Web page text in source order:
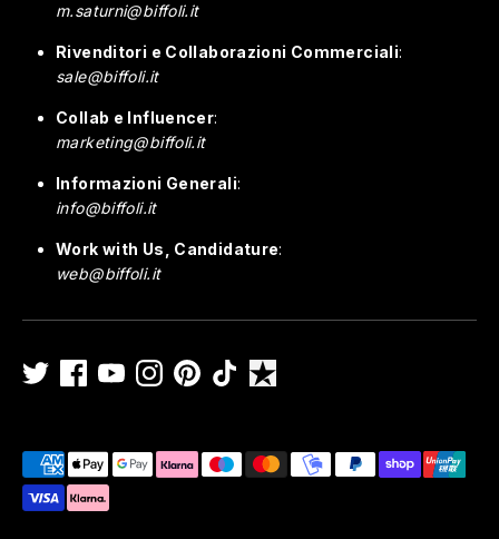
m.saturni@biffoli.it
Rivenditori e Collaborazioni Commerciali:
sale@biffoli.it
Collab e Influencer:
marketing@biffoli.it
Informazioni Generali:
info@biffoli.it
Work with Us, Candidature:
web@biffoli.it
Payment
methods
accepted